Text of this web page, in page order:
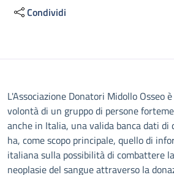
Condividi
Descrizione
L'Associazione Donatori Midollo Osseo
volontà di un gruppo di persone
anche in Italia, una valida banca dati
ha, come scopo principale, quello di
italiana sulla possibilità di combattere
neoplasie del sangue attraverso la